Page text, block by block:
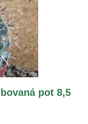
pot 8,5